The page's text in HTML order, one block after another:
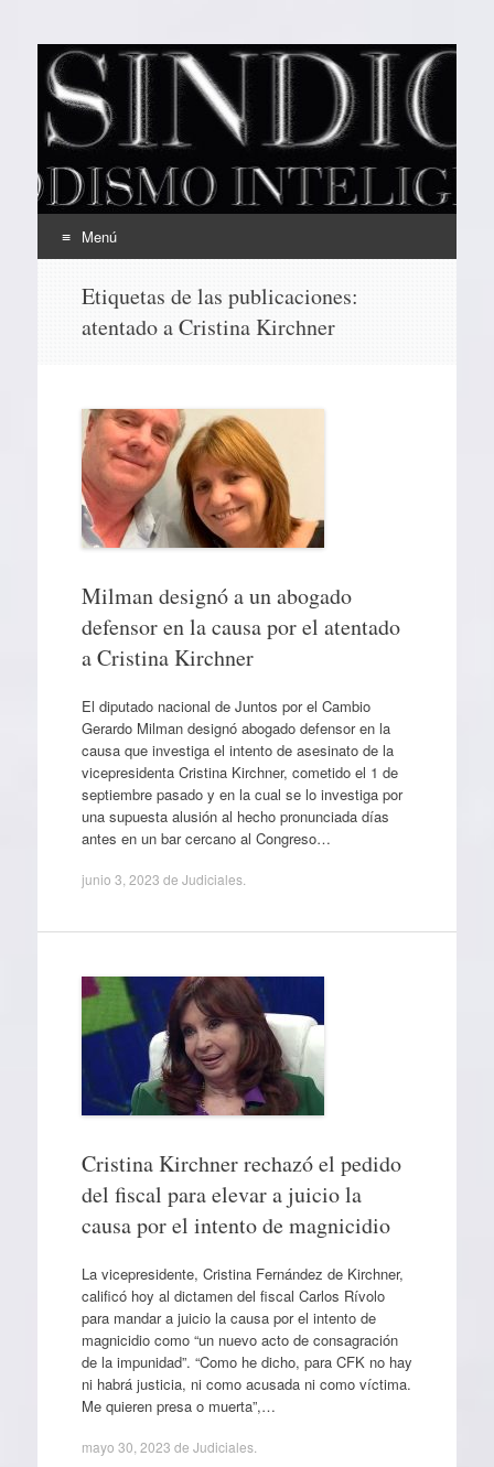
EL SINDICAL
Periodismo Inteligente
Menú
contenido
Etiquetas de las publicaciones:
atentado a Cristina Kirchner
Milman designó a un abogado
defensor en la causa por el atentado
a Cristina Kirchner
El diputado nacional de Juntos por el Cambio
Gerardo Milman designó abogado defensor en la
causa que investiga el intento de asesinato de la
vicepresidenta Cristina Kirchner, cometido el 1 de
septiembre pasado y en la cual se lo investiga por
una supuesta alusión al hecho pronunciada días
antes en un bar cercano al Congreso…
junio 3, 2023 de Judiciales.
Cristina Kirchner rechazó el pedido
del fiscal para elevar a juicio la
causa por el intento de magnicidio
La vicepresidente, Cristina Fernández de Kirchner,
calificó hoy al dictamen del fiscal Carlos Rívolo
para mandar a juicio la causa por el intento de
magnicidio como “un nuevo acto de consagración
de la impunidad”. “Como he dicho, para CFK no hay
ni habrá justicia, ni como acusada ni como víctima.
Me quieren presa o muerta”,…
mayo 30, 2023 de Judiciales.